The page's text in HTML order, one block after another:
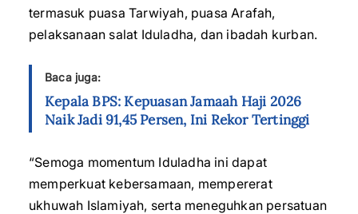
termasuk puasa Tarwiyah, puasa Arafah,
pelaksanaan salat Iduladha, dan ibadah kurban.
Baca juga:
Kepala BPS: Kepuasan Jamaah Haji 2026
Naik Jadi 91,45 Persen, Ini Rekor Tertinggi
“Semoga momentum Iduladha ini dapat
memperkuat kebersamaan, mempererat
ukhuwah Islamiyah, serta meneguhkan persatuan